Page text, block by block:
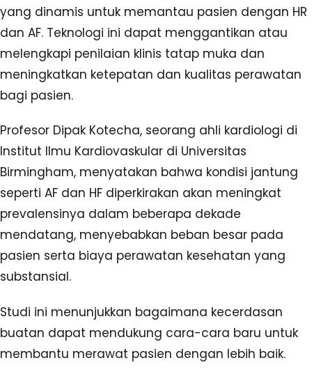
yang dinamis untuk memantau pasien dengan HR
dan AF. Teknologi ini dapat menggantikan atau
melengkapi penilaian klinis tatap muka dan
meningkatkan ketepatan dan kualitas perawatan
bagi pasien.
Profesor Dipak Kotecha, seorang ahli kardiologi di
Institut Ilmu Kardiovaskular di Universitas
Birmingham, menyatakan bahwa kondisi jantung
seperti AF dan HF diperkirakan akan meningkat
prevalensinya dalam beberapa dekade
mendatang, menyebabkan beban besar pada
pasien serta biaya perawatan kesehatan yang
substansial.
Studi ini menunjukkan bagaimana kecerdasan
buatan dapat mendukung cara-cara baru untuk
membantu merawat pasien dengan lebih baik.